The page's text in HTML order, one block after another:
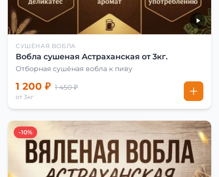
СУШЁНАЯ ВОБЛА
Вобла сушеная Астраханская от 3кг.
Отборная сушёная вобла к пиву
1 200 ₽ 1 450 ₽
от 3кг
-10%